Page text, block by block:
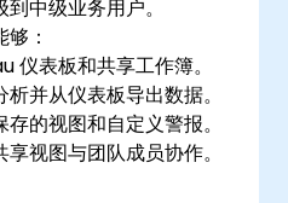
中级业务用户。
：
仪表板和共享工作簿。
并从仪表板导出数据。
的视图和自定义警报。
视图与团队成员协作。